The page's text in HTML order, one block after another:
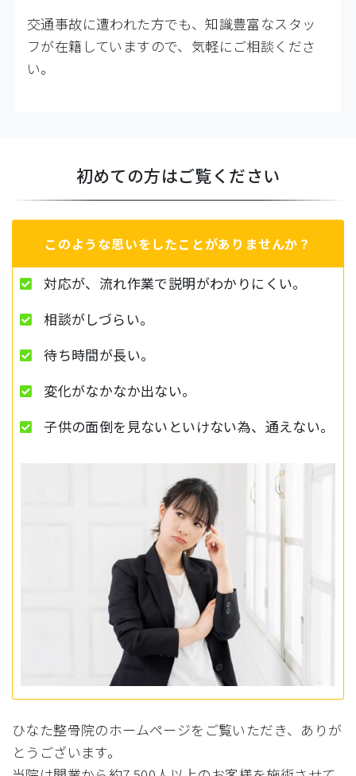
交通事故に遭われた方でも、知識豊富なスタッ
フが在籍していますので、気軽にご相談くださ
い。
初めての方はご覧ください
このような思いをしたことがありませんか？
対応が、流れ作業で説明がわかりにくい。
相談がしづらい。
待ち時間が長い。
変化がなかなか出ない。
子供の面倒を見ないといけない為、通えない。
ひなた整骨院のホームページをご覧いただき、ありが
とうございます。